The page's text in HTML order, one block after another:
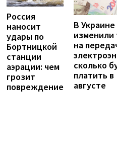
Россия
наносит
удары по
Бортницкой
станции
аэрации: чем
грозит
повреждение
В Украине
на
сколько
платить в
августе